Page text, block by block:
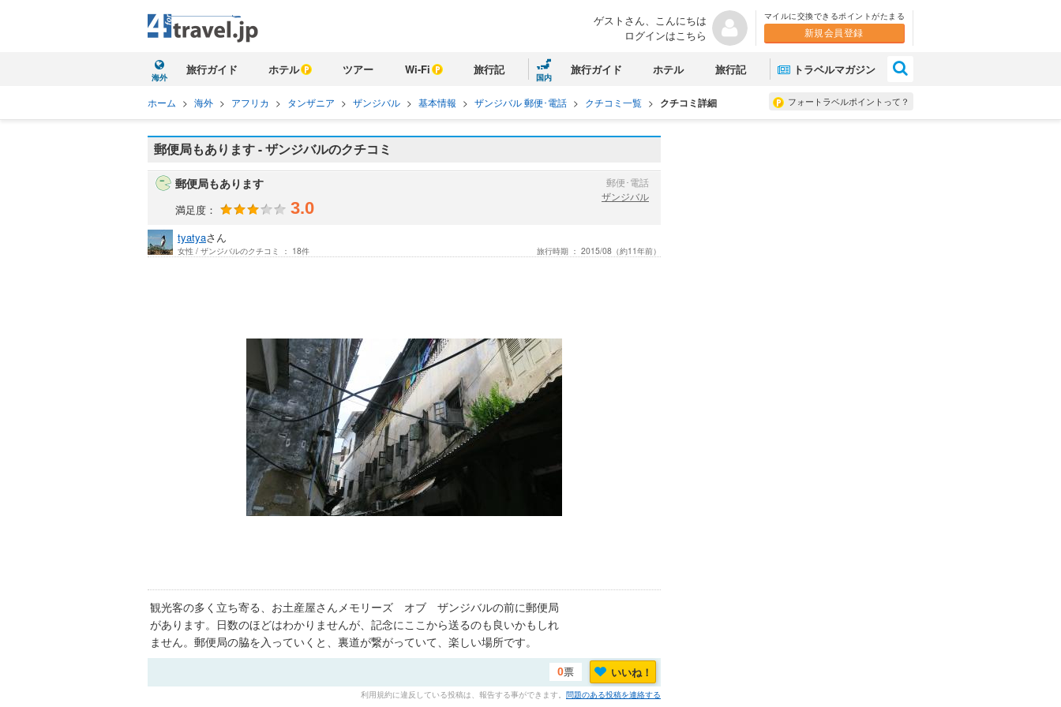
ゲストさん、こんにちは
ログインはこちら
マイルに交換できるポイントがたまる
新規会員登録
海外
旅行ガイド ホテル ツアー Wi-Fi 旅行記
国内
旅行ガイド ホテル 旅行記 トラベルマガジン
フォートラベルポイントって？
ホーム > 海外 > アフリカ > タンザニア > ザンジバル > 基本情報 > ザンジバル 郵便･電話 > クチコミ一覧 > クチコミ詳細
郵便局もあります - ザンジバルのクチコミ
郵便局もあります
満足度： 3.0
郵便･電話
ザンジバル
tyatyaさん
女性 / ザンジバルのクチコミ ： 18件 旅行時期 ： 2015/08 （約11年前）
観光客の多く立ち寄る、お土産屋さんメモリーズ オブ ザンジバルの前に郵便局
があります。日数のほどはわかりませんが、記念にここから送るのも良いかもしれ
ません。郵便局の脇を入っていくと、裏道が繋がっていて、楽しい場所です。
0票 いいね！
利用規約に違反している投稿は、報告する事ができます。 問題のある投稿を連絡する